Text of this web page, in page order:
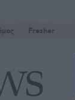
Fresher